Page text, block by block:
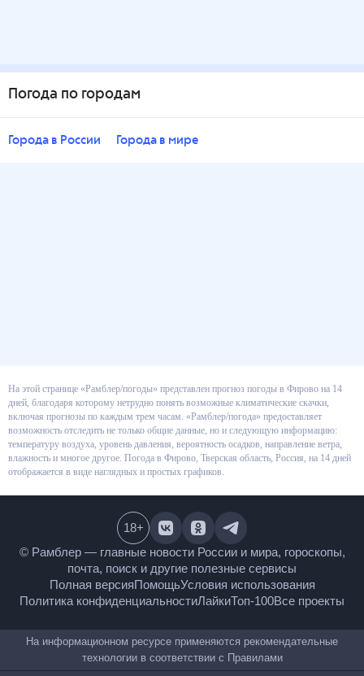
Погода по городам
Города в России Города в мире
На этой странице «Рамблер/погоды» представлен прогноз погоды в
Фирово на 14 дней, благодаря которому нетрудно понять возможные
климатические скачки, включая прогнозы по каждым трем часам.
«Рамблер/погода» предоставляет возможность отследить не только
общие данные, но и следующую информацию: температуру воздуха,
уровень давления, вероятность осадков, направление ветра, влажность и
многое другое. Погода в Фирово, Тверская область, Россия, на 14 дней
© Рамблер — главные новости России и мира,
гороскопы, почта, поиск и другие полезные сервисы
Полная версияПомощьУсловия использования
Все проекты
18+
На информационном ресурсе применяются